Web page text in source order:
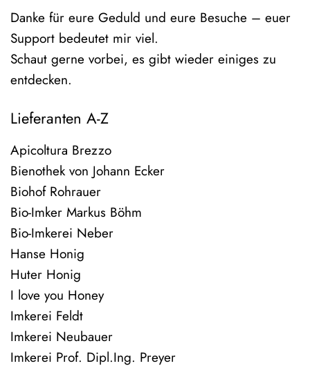
Danke für eure Geduld und eure Besuche – euer
Support bedeutet mir viel.
Schaut gerne vorbei, es gibt wieder einiges zu
entdecken.
Lieferanten A-Z
Apicoltura Brezzo
Bienothek von Johann Ecker
Biohof Rohrauer
Bio-Imker Markus Böhm
Bio-Imkerei Neber
Hanse Honig
Huter Honig
I love you Honey
Imkerei Feldt
Imkerei Neubauer
Imkerei Prof. Dipl.Ing. Preyer